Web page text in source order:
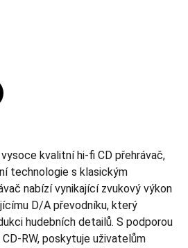
kvalitní hi-fi CD přehrávač,
technologie s klasickým
nabízí vynikající zvukový výkon
D/A převodníku, který
hudebních detailů. S podporou
RW, poskytuje uživatelům